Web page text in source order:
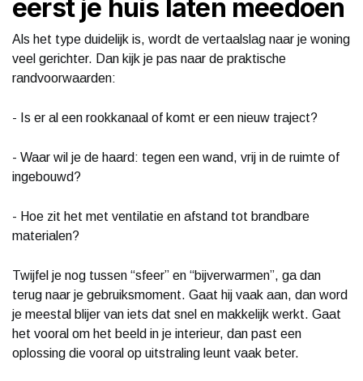
eerst je huis laten meedoen
Als het type duidelijk is, wordt de vertaalslag naar je woning
veel gerichter. Dan kijk je pas naar de praktische
randvoorwaarden:
- Is er al een rookkanaal of komt er een nieuw traject?
- Waar wil je de haard: tegen een wand, vrij in de ruimte of
ingebouwd?
- Hoe zit het met ventilatie en afstand tot brandbare
materialen?
Twijfel je nog tussen “sfeer” en “bijverwarmen”, ga dan
terug naar je gebruiksmoment. Gaat hij vaak aan, dan word
je meestal blijer van iets dat snel en makkelijk werkt. Gaat
het vooral om het beeld in je interieur, dan past een
oplossing die vooral op uitstraling leunt vaak beter.